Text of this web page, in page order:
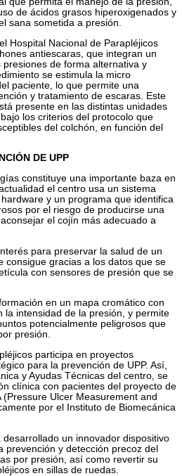
de ácidos grasos hiperoxigenados y
sana sometida a presión.
Hospital Nacional de Parapléjicos
antiescaras, que integran un
de forma alternativa y
se estimula la micro
paciente, lo que permite una
y tratamiento de escaras. Este
presente en las distintas unidades
los criterios del protocolo que
del colchón, en función del
DE UPP
constituye una importante baza en
el centro usa un sistema
y un programa que identifica
por el riesgo de producirse una
el cojín más adecuado a
para preservar la salud de un
consigue gracias a los datos que se
con sensores de presión que se
en un mapa cromático con
la intensidad de la presión, y permite
potencialmente peligrosos que
presión.
participa en proyectos
para la prevención de UPP. Así,
y Ayudas Técnicas del centro, se
clínica con pacientes del proyecto de
Ulcer Measurement and
por el Instituto de Biomecánica
un innovador dispositivo
prevención y detección precoz del
por presión, así como revertir su
en sillas de ruedas.